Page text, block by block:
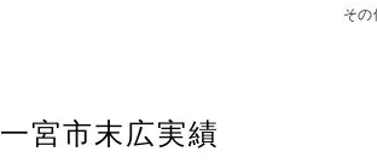
そ
一宮市末広実績